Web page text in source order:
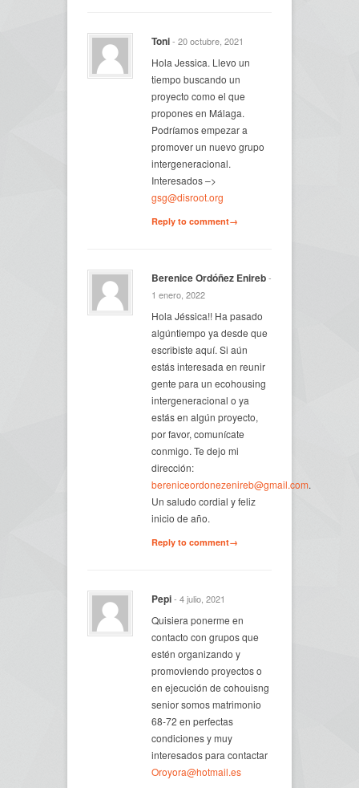
Toni- 20 octubre, 2021
Hola Jessica. Llevo un
tiempo buscando un
proyecto como el que
propones en Málaga.
Podríamos empezar a
promover un nuevo grupo
intergeneracional.
Interesados –>
gsg@disroot.org
Reply to comment→
Berenice Ordóñez Enireb-
1 enero, 2022
Hola Jéssica!! Ha pasado
algúntiempo ya desde que
escribiste aquí. Si aún
estás interesada en reunir
gente para un ecohousing
intergeneracional o ya
estás en algún proyecto,
por favor, comunícate
conmigo. Te dejo mi
dirección:
bereniceordonezenireb@gmail.com.
Un saludo cordial y feliz
inicio de año.
Reply to comment→
Pepi- 4 julio, 2021
Quisiera ponerme en
contacto con grupos que
estén organizando y
promoviendo proyectos o
en ejecución de cohouisng
senior somos matrimonio
68-72 en perfectas
condiciones y muy
interesados para contactar
Oroyora@hotmail.es